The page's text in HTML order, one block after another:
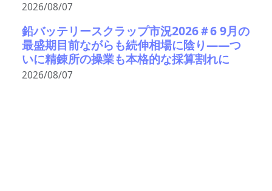
2026/08/07
鉛バッテリースクラップ市況2026＃6 9月の
最盛期目前ながらも続伸相場に陰り――つ
いに精錬所の操業も本格的な採算割れに
2026/08/07